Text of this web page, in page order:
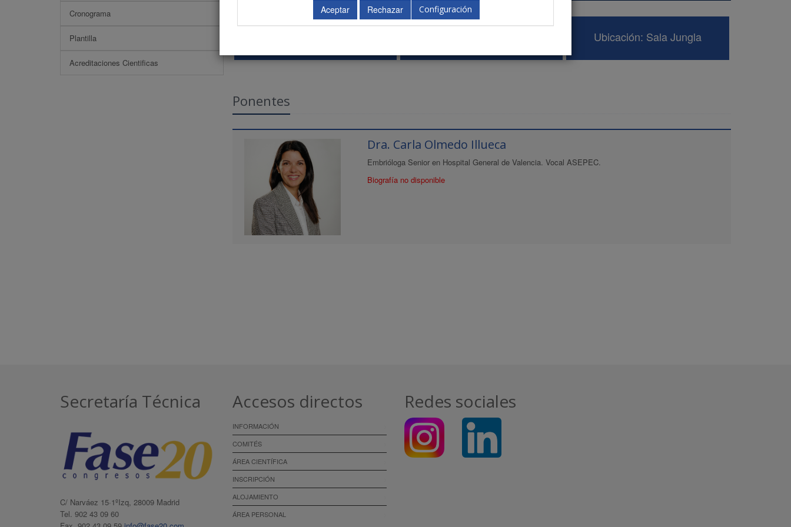
Configuración
Cronograma
Plantilla
Acreditaciones Cientificas
Ubicación: Sala Jungla
Ponentes
Dra. Carla Olmedo Illueca
Embrióloga Senior en Hospital General de Valencia. Vocal ASEPEC.
Biografía no disponible
Secretaría Técnica
C/ Narváez 15·1ºIzq, 28009 Madrid
Tel. 902 43 09 60
Accesos directos
INFORMACIÓN
COMITÉS
ÁREA CIENTÍFICA
INSCRIPCIÓN
ALOJAMIENTO
ÁREA PERSONAL
Redes sociales